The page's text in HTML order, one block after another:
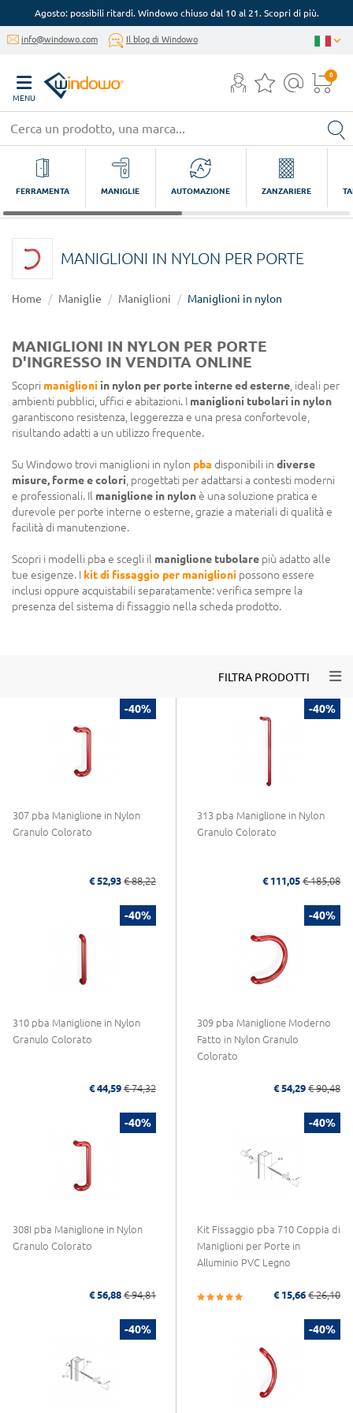
Agosto: possibili ritardi. Windowo chiuso dal 10 al 21. Scopri di più.
info@windowo.com Il blog di Windowo
MENU
0
FERRAMENTA MANIGLIE AUTOMAZIONE ZANZARIERE
MANIGLIONI IN NYLON PER PORTE
Home Maniglie Maniglioni Maniglioni in nylon
MANIGLIONI IN NYLON PER PORTE
D'INGRESSO IN VENDITA ONLINE
Scopri maniglioni in nylon per porte interne ed esterne , ideali per
ambienti pubblici, uffici e abitazioni. I maniglioni tubolari in nylon
garantiscono resistenza, leggerezza e una presa confortevole,
risultando adatti a un utilizzo frequente.
Su Windowo trovi maniglioni in nylon pba disponibili in diverse
misure, forme e colori , progettati per adattarsi a contesti moderni
e professionali. Il maniglione in nylonè una soluzione pratica e
durevole per porte interne o esterne, grazie a materiali di qualità e
facilità di manutenzione.
Scopri i modelli pba e scegli il maniglione tubolare più adatto alle
tue esigenze. I kit di fissaggio per maniglioni possono essere
inclusi oppure acquistabili separatamente: verifica sempre la
presenza del sistema di fissaggio nella scheda prodotto.
FILTRA PRODOTTI
-40%
307 pba Maniglione in Nylon
Granulo Colorato
€ 52,93 € 88,22
-40%
313 pba Maniglione in Nylon
Granulo Colorato
€ 111,05 € 185,08
-40%
310 pba Maniglione in Nylon
Granulo Colorato
€ 44,59 € 74,32
-40%
309 pba Maniglione Moderno
Fatto in Nylon Granulo
Colorato
€ 54,29 € 90,48
-40%
308I pba Maniglione in Nylon
Granulo Colorato
€ 56,88 € 94,81
-40%
Kit Fissaggio pba 710 Coppia di
Maniglioni per Porte in
Alluminio PVC Legno
€ 15,66 € 26,10
-40% -40%